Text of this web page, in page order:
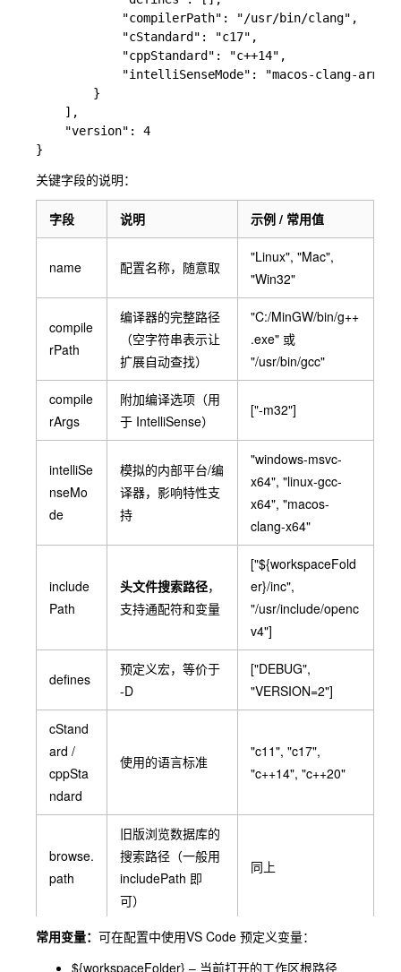
            "compilerPath": "/usr/bin/clang",
            "cStandard": "c17",
            "cppStandard": "c++14",
            "intelliSenseMode": "macos-clang-arm64"
        }
    ],
    "version": 4
关键字段的说明：
字段 说明 示例 / 常用值
name 配置名称，随意取
"Linux", "Mac",
"Win32"
compile
rPath
编译器的完整路径
（空字符串表示让
扩展自动查找）
"C:/MinGW/bin/g++
.exe" 或
"/usr/bin/gcc"
compile
rArgs
附加编译选项（用
于 IntelliSense）
["-m32"]
intelliSe
nseMo
de
模拟的内部平台/编
译器，影响特性支
持
"windows-msvc-
x64", "linux-gcc-
x64", "macos-
clang-x64"
include
Path
头文件搜索路径，
支持通配符和变量
["${workspaceFold
er}/inc",
"/usr/include/openc
v4"]
defines
预定义宏，等价于
-D
["DEBUG",
"VERSION=2"]
cStand
ard /
cppSta
ndard
使用的语言标准
"c11", "c17",
"c++14", "c++20"
browse.
path
旧版浏览数据库的
搜索路径（一般用
includePath 即
可）
同上
forcedI
nclude
强制每个翻译单元
最先包含的文件
["${workspaceFold
er}/pch.h"]
常用变量： 可在配置中使用VS Code 预定义变量：
${workspaceFolder} – 当前打开的工作区根路径